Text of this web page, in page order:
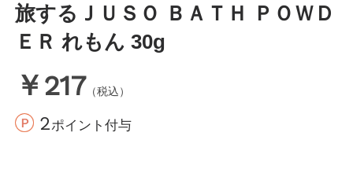
旅するＪＵＳＯ ＢＡＴＨ ＰＯＷＤ
ＥＲ れもん 30g
￥217 （税込）
2ポイント付与